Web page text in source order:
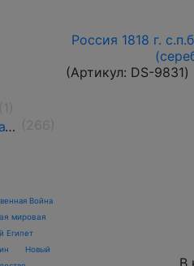
Война
мировая
Египет
Новый
Россия 1818 г.
(Артикул: DS-9831)